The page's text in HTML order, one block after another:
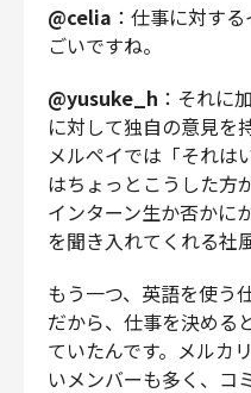
@celia ：仕事に対す
ごいですね。
@yusuke_h ：それに
に対して独自の意見を
メルペイでは「それは
はちょっとこうした方
インターン生か否かに
を聞き入れてくれる社
もう一つ、英語を使う
だから、仕事を決める
ていたんです。メルカ
いメンバーも多く、コ